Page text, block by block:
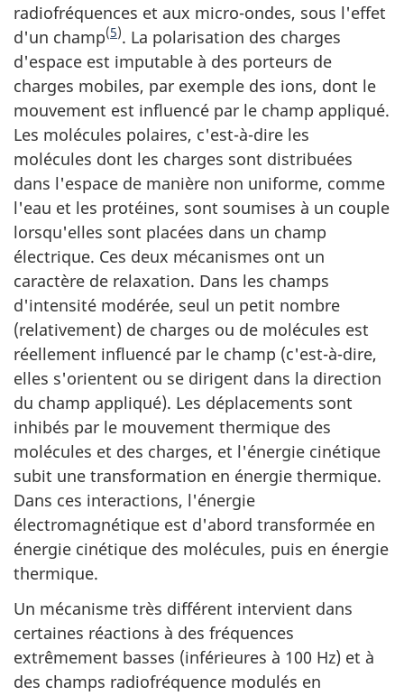
radiofréquences et aux micro-ondes, sous l'effet
d'un champ(5). La polarisation des charges
d'espace est imputable à des porteurs de
charges mobiles, par exemple des ions, dont le
mouvement est influencé par le champ appliqué.
Les molécules polaires, c'est-à-dire les
molécules dont les charges sont distribuées
dans l'espace de manière non uniforme, comme
l'eau et les protéines, sont soumises à un couple
lorsqu'elles sont placées dans un champ
électrique. Ces deux mécanismes ont un
caractère de relaxation. Dans les champs
d'intensité modérée, seul un petit nombre
(relativement) de charges ou de molécules est
réellement influencé par le champ (c'est-à-dire,
elles s'orientent ou se dirigent dans la direction
du champ appliqué). Les déplacements sont
inhibés par le mouvement thermique des
molécules et des charges, et l'énergie cinétique
subit une transformation en énergie thermique.
Dans ces interactions, l'énergie
électromagnétique est d'abord transformée en
énergie cinétique des molécules, puis en énergie
thermique.
Un mécanisme très différent intervient dans
certaines réactions à des fréquences
extrêmement basses (inférieures à 100 Hz) et à
des champs radiofréquence modulés en